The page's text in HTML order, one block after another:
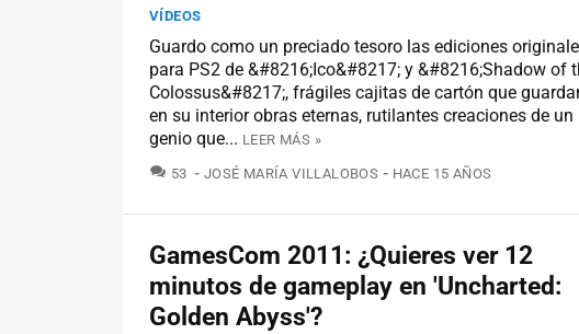
VÍDEOS
Guardo como un preciado tesoro las ediciones
para PS2 de &#8216;Ico&#8217; y &#8216;Shadow of
Colossus&#8217;, frágiles cajitas de cartón que
en su interior obras eternas, rutilantes creaciones de un
genio que... LEER MÁS »
53 COMENTARIOS
JOSÉ MARÍA VILLALOBOS HACE 15 AÑOS
GamesCom 2011: ¿Quieres ver 12
minutos de gameplay en 'Uncharted:
Golden Abyss'?